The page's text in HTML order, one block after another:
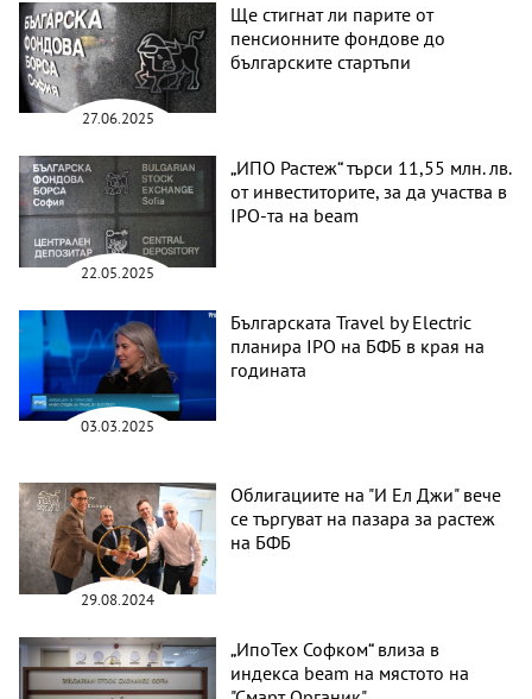
27.06.2025
Ще стигнат ли парите от
пенсионните фондове до
българските стартъпи
22.05.2025
„ИПО Растеж“ търси 11,55 млн. лв.
от инвеститорите, за да участва в
IPO-та на beam
03.03.2025
Българската Travel by Electric
планира IPO на БФБ в края на
годината
29.08.2024
Облигациите на "И Eл Джи" вече
се търгуват на пазара за растеж
на БФБ
„ИпоТех Софком“ влиза в
индекса beam на мястото на